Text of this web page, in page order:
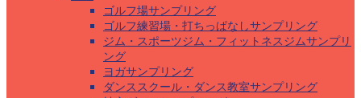
ゴルフ場サンプリング
ゴルフ練習場・打ちっぱなしサンプリング
ジム・スポーツジム・フィットネスジムサンプリ
ング
ヨガサンプリング
ダンススクール・ダンス教室サンプリング